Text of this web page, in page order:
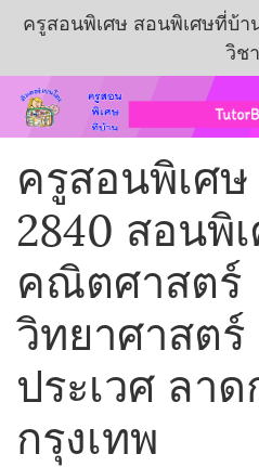
ครูสอนพิเศษ สอนพิเศษที่บ้
วิชา
ครูสอนพิเศ
2840 สอนพิ
คณิตศาสตร์
วิทยาศาสต
ประเวศ ลาด
กรุงเทพ